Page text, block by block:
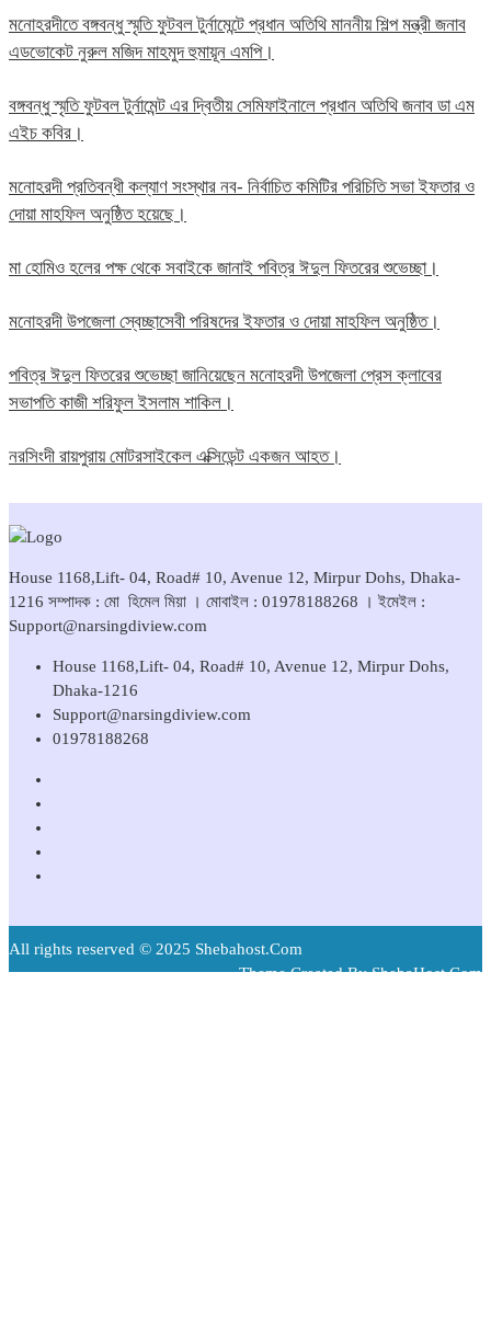
মনোহরদীতে বঙ্গবন্ধু স্মৃতি ফুটবল টুর্নামেন্টে প্রধান অতিথি মাননীয় শিল্প মন্ত্রী জনাব
এডভোকেট নুরুল মজিদ মাহমুদ হুমায়ূন এমপি।
বঙ্গবন্ধু স্মৃতি ফুটবল টুর্নামেন্ট এর দ্বিতীয় সেমিফাইনালে প্রধান অতিথি জনাব ডা এম
এইচ কবির।
মনোহরদী প্রতিবন্ধী কল্যাণ সংস্থার নব- নির্বাচিত কমিটির পরিচিতি সভা ইফতার ও
দোয়া মাহফিল অনুষ্ঠিত হয়েছে।
মা হোমিও হলের পক্ষ থেকে সবাইকে জানাই পবিত্র ঈদুল ফিতরের শুভেচ্ছা।
মনোহরদী উপজেলা স্বেচ্ছাসেবী পরিষদের ইফতার ও দোয়া মাহফিল অনুষ্ঠিত।
পবিত্র ঈদুল ফিতরের শুভেচ্ছা জানিয়েছেন মনোহরদী উপজেলা প্রেস ক্লাবের
সভাপতি কাজী শরিফুল ইসলাম শাকিল।
নরসিংদী রায়পুরায় মোটরসাইকেল এক্সিডেন্ট একজন আহত।
House 1168,Lift- 04, Road# 10, Avenue 12, Mirpur Dohs, Dhaka-
1216 সম্পাদক : মো হিমেল মিয়া । মোবাইল : 01978188268 । ইমেইল :
Support@narsingdiview.com
House 1168,Lift- 04, Road# 10, Avenue 12, Mirpur Dohs,
Dhaka-1216
Support@narsingdiview.com
01978188268
All rights reserved © 2025 Shebahost.Com
Theme Created By ShebaHost.Com